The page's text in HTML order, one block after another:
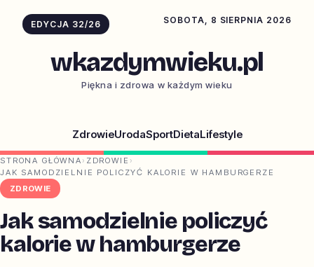
EDYCJA 32/26 SOBOTA, 8 SIERPNIA 2026
wkazdymwieku.pl
Piękna i zdrowa w każdym wieku
ZdrowieUrodaSportDietaLifestyle
STRONA GŁÓWNA › ZDROWIE ›
JAK SAMODZIELNIE POLICZYĆ KALORIE W HAMBURGERZE
ZDROWIE
Jak samodzielnie policzyć
kalorie w hamburgerze